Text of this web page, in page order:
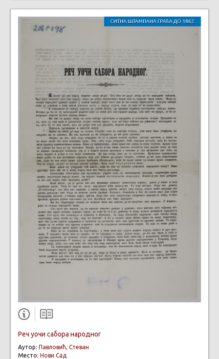
СИТНА ШТАМПАНА ГРАЂА ДО 1867.
Реч уочи сабора народног
Аутор: Павловић, Стеван
Место: Нови Сад